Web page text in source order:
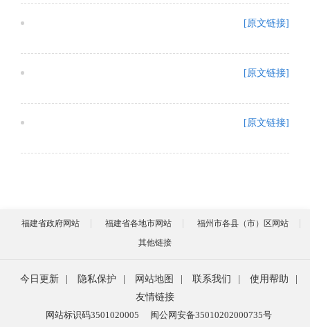
[原文链接]
[原文链接]
[原文链接]
福建省政府网站 福建省各地市网站
福州市各县（市）区网站
其他链接
今日更新 隐私保护 网站地图 联系我们 使用帮助
友情链接
网站标识码3501020005
闽公网安备35010202000735号